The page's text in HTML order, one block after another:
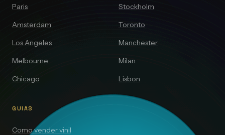
Paris
Amsterdam
Los Angeles
Melbourne
Chicago
Stockholm
Toronto
Manchester
Milan
Lisbon
GUIAS
Como vender vinil